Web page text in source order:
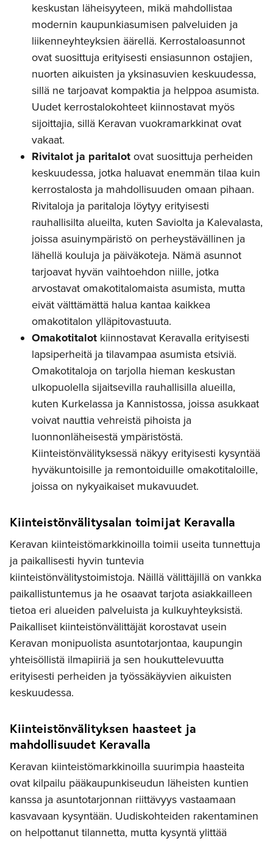
keskustan läheisyyteen, mikä mahdollistaa
modernin kaupunkiasumisen palveluiden ja
liikenneyhteyksien äärellä. Kerrostaloasunnot
ovat suosittuja erityisesti ensiasunnon ostajien,
nuorten aikuisten ja yksinasuvien keskuudessa,
sillä ne tarjoavat kompaktia ja helppoa asumista.
Uudet kerrostalokohteet kiinnostavat myös
sijoittajia, sillä Keravan vuokramarkkinat ovat
vakaat.
Rivitalot ja paritalot ovat suosittuja perheiden
keskuudessa, jotka haluavat enemmän tilaa kuin
kerrostalosta ja mahdollisuuden omaan pihaan.
Rivitaloja ja paritaloja löytyy erityisesti
rauhallisilta alueilta, kuten Saviolta ja Kalevalasta,
joissa asuinympäristö on perheystävällinen ja
lähellä kouluja ja päiväkoteja. Nämä asunnot
tarjoavat hyvän vaihtoehdon niille, jotka
arvostavat omakotitalomaista asumista, mutta
eivät välttämättä halua kantaa kaikkea
omakotitalon ylläpitovastuuta.
Omakotitalot kiinnostavat Keravalla erityisesti
lapsiperheitä ja tilavampaa asumista etsiviä.
Omakotitaloja on tarjolla hieman keskustan
ulkopuolella sijaitsevilla rauhallisilla alueilla,
kuten Kurkelassa ja Kannistossa, joissa asukkaat
voivat nauttia vehreistä pihoista ja
luonnonläheisestä ympäristöstä.
Kiinteistönvälityksessä näkyy erityisesti kysyntää
hyväkuntoisille ja remontoiduille omakotitaloille,
joissa on nykyaikaiset mukavuudet.
Kiinteistönvälitysalan toimijat Keravalla
Keravan kiinteistömarkkinoilla toimii useita tunnettuja
ja paikallisesti hyvin tuntevia
kiinteistönvälitystoimistoja. Näillä välittäjillä on vankka
paikallistuntemus ja he osaavat tarjota asiakkailleen
tietoa eri alueiden palveluista ja kulkuyhteyksistä.
Paikalliset kiinteistönvälittäjät korostavat usein
Keravan monipuolista asuntotarjontaa, kaupungin
yhteisöllistä ilmapiiriä ja sen houkuttelevuutta
erityisesti perheiden ja työssäkäyvien aikuisten
keskuudessa.
Kiinteistönvälityksen haasteet ja
mahdollisuudet Keravalla
Keravan kiinteistömarkkinoilla suurimpia haasteita
ovat kilpailu pääkaupunkiseudun läheisten kuntien
kanssa ja asuntotarjonnan riittävyys vastaamaan
kasvavaan kysyntään. Uudiskohteiden rakentaminen
on helpottanut tilannetta, mutta kysyntä ylittää